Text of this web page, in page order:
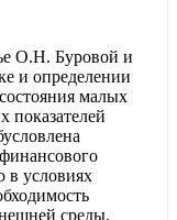
О.Н. Буровой и
и определении
малых
показателей
в условиях
среды.